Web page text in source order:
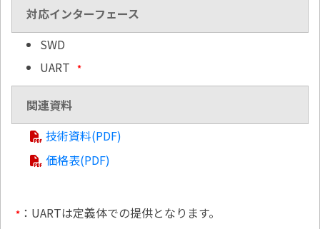
対応インターフェース
SWD
UART
*
関連資料
技術資料(PDF)
価格表(PDF)
* ：UARTは定義体での提供となります。